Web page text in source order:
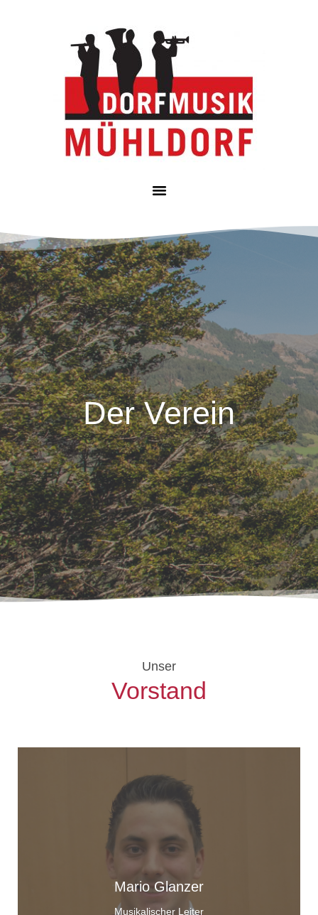
Der Verein
Unser
Vorstand
Mario Glanzer
Musikalischer Leiter